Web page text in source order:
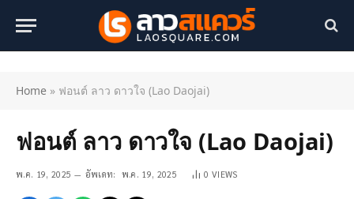
Home » ฟอนต์ ลาว ดาวใจ (Lao Daojai)
ฟอนต์ ลาว ดาวใจ (Lao Daojai)
พ.ค. 19, 2025 อัพเดท: พ.ค. 19, 2025 0 VIEWS